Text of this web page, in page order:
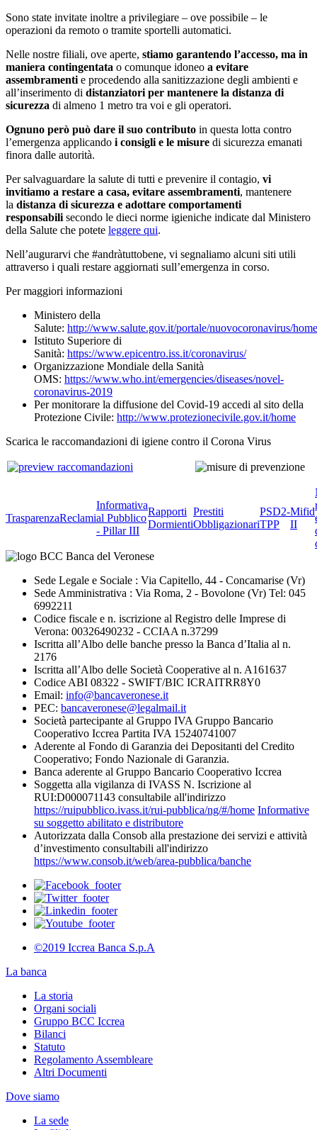
Sono state invitate inoltre a privilegiare – ove possibile – le
operazioni da remoto o tramite sportelli automatici.
Nelle nostre filiali, ove aperte, stiamo garantendo l’accesso, ma in
maniera contingentata o comunque idoneo a evitare
assembramenti e procedendo alla sanitizzazione degli ambienti e
all’inserimento di distanziatori per mantenere la distanza di
sicurezza di almeno 1 metro tra voi e gli operatori.
Ognuno però può dare il suo contributo in questa lotta contro
l’emergenza applicando i consigli e le misure di sicurezza emanati
finora dalle autorità.
Per salvaguardare la salute di tutti e prevenire il contagio, vi
invitiamo a restare a casa, evitare assembramenti, mantenere
la distanza di sicurezza e adottare comportamenti
responsabili secondo le dieci norme igieniche indicate dal Ministero
della Salute che potete leggere qui.
Nell’augurarvi che #andràtuttobene, vi segnaliamo alcuni siti utili
attraverso i quali restare aggiornati sull’emergenza in corso.
Per maggiori informazioni
Ministero della
Salute: http://www.salute.gov.it/portale/nuovocoronavirus/
Istituto Superiore di
Sanità: https://www.epicentro.iss.it/coronavirus/
Organizzazione Mondiale della Sanità
OMS: https://www.who.int/emergencies/diseases/novel-
coronavirus-2019
Per monitorare la diffusione del Covid-19 accedi al sito della
Protezione Civile: http://www.protezionecivile.gov.it/home
Scarica le raccomandazioni di igiene contro il Corona Virus
TrasparenzaReclami
Informativa
al Pubblico
- Pillar III
Rapporti
Dormienti
Prestiti
Obbligazionari
PSD2-
TPP
Mifid
II
Sede Legale e Sociale : Via Capitello, 44 - Concamarise (Vr)
Sede Amministrativa : Via Roma, 2 - Bovolone (Vr) Tel: 045
6992211
Codice fiscale e n. iscrizione al Registro delle Imprese di
Verona: 00326490232 - CCIAA n.37299
Iscritta all’Albo delle banche presso la Banca d’Italia al n.
2176
Iscritta all’Albo delle Società Cooperative al n. A161637
Codice ABI 08322 - SWIFT/BIC ICRAITRR8Y0
Email: info@bancaveronese.it
PEC: bancaveronese@legalmail.it
Società partecipante al Gruppo IVA Gruppo Bancario
Cooperativo Iccrea Partita IVA 15240741007
Aderente al Fondo di Garanzia dei Depositanti del Credito
Cooperativo; Fondo Nazionale di Garanzia.
Banca aderente al Gruppo Bancario Cooperativo Iccrea
Soggetta alla vigilanza di IVASS N. Iscrizione al
RUI:D000071143 consultabile all'indirizzo
https://ruipubblico.ivass.it/rui-pubblica/ng/#/home Informative
su soggetto abilitato e distributore
Autorizzata dalla Consob alla prestazione dei servizi e attività
d’investimento consultabili all'indirizzo
https://www.consob.it/web/area-pubblica/banche
©2019 Iccrea Banca S.p.A
La banca
La storia
Organi sociali
Gruppo BCC Iccrea
Bilanci
Statuto
Regolamento Assembleare
Altri Documenti
Dove siamo
La sede